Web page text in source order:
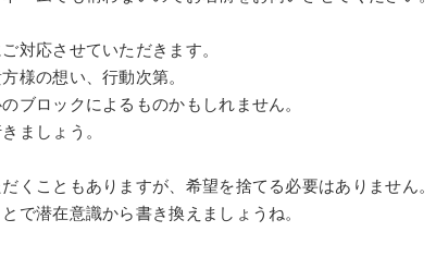
対応させていただきます。
様の想い、行動次第。
ブロックによるものかもしれません。
ましょう。
くこともありますが、希望を捨てる必要はありません。
で潜在意識から書き換えましょうね。